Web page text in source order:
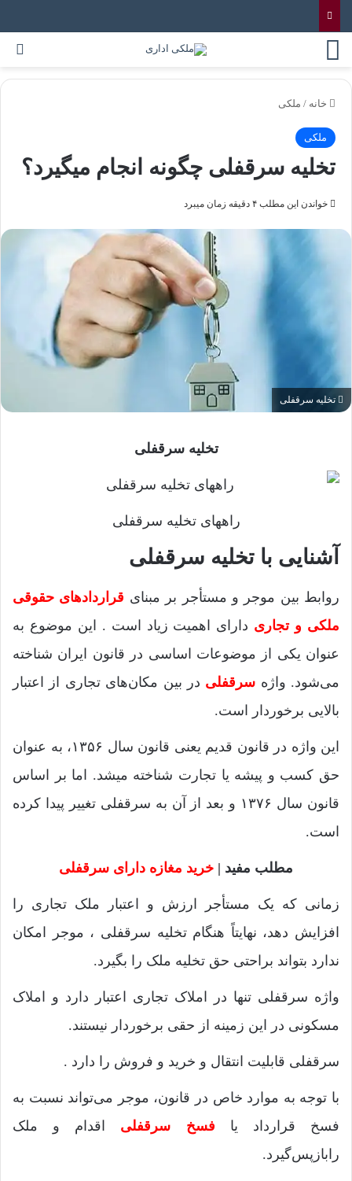
خانه / ملکی
ملکی
تخلیه سرقفلی چگونه انجام میگیرد؟
خواندن این مطلب ۴ دقیقه زمان میبرد
تخلیه سرقفلی
تخلیه سرقفلی
راههای تخلیه سرقفلی
آشنایی با تخلیه سرقفلی
روابط بین موجر و مستأجر بر مبنای قراردادهای حقوقی
ملکی و تجاری دارای اهمیت زیاد است . این موضوع به
عنوان یکی از موضوعات اساسی در قانون ایران شناخته
می‌شود. واژه سرقفلی در بین مکان‌های تجاری از اعتبار
بالایی برخوردار است.
این واژه در قانون قدیم یعنی قانون سال ۱۳۵۶، به عنوان
حق کسب و پیشه یا تجارت شناخته میشد. اما بر اساس
قانون سال ۱۳۷۶ و بعد از آن به سرقفلی تغییر پیدا کرده
است.
مطلب مفید | خرید مغازه دارای سرقفلی
زمانی که یک مستأجر ارزش و اعتبار ملک تجاری را
افزایش دهد، نهایتاً هنگام تخلیه سرقفلی ، موجر امکان
ندارد بتواند براحتی حق تخلیه ملک را بگیرد.
واژه سرقفلی تنها در املاک تجاری اعتبار دارد و املاک
مسکونی در این زمینه از حقی برخوردار نیستند.
سرقفلی قابلیت انتقال و خرید و فروش را دارد .
با توجه به موارد خاص در قانون، موجر می‌تواند نسبت به
فسخ قرارداد یا فسخ سرقفلی
اقدام و ملک
رابازپس‌گیرد.